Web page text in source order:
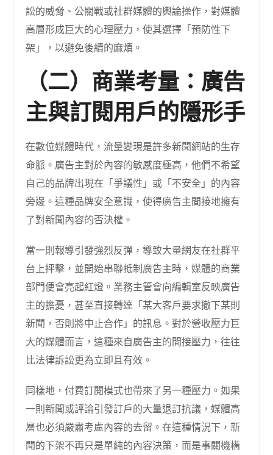
訟的威脅、公關戰或社群媒體的輿論操作，對媒體
高層形成巨大的心理壓力，使其選擇「預防性下
架」，以避免後續的麻煩。
（二）商業考量：廣告
主與訂閱用戶的隱形手
在數位媒體時代，流量變現是許多新聞網站的生存
命脈。廣告主對於內容的敏感度極高，他們不希望
自己的品牌出現在「爭議性」或「不安全」的內容
旁邊。這種品牌安全意識，使得廣告主間接地擁有
了對新聞內容的否決權。
當一則報導引發強烈反彈，導致大量網友在社群平
台上抨擊，並開始串聯抵制廣告主時，媒體的商業
部門便會亮起紅燈。業務主管會向編輯室反映廣告
主的擔憂，甚至直接轉達「某大客戶要求撤下某則
新聞，否則將中止合作」的訊息。對於營收壓力巨
大的媒體而言，這種來自廣告主的間接壓力，往往
比法律訴訟更為立即且有效。
同樣地，付費訂閱模式也帶來了另一種壓力。如果
一則新聞或評論引發訂戶的大量退訂抗議，媒體高
層也必須嚴肅考慮內容的去留。在這種情況下，新
聞的下架不再只是單純的內容決策，而是事關機構